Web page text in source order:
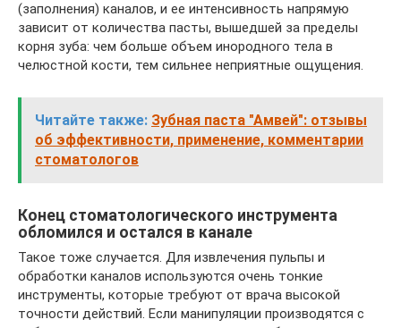
(заполнения) каналов, и ее интенсивность напрямую
зависит от количества пасты, вышедшей за пределы
корня зуба: чем больше объем инородного тела в
челюстной кости, тем сильнее неприятные ощущения.
Читайте также: Зубная паста "Амвей": отзывы
об эффективности, применение, комментарии
стоматологов
Конец стоматологического инструмента
обломился и остался в канале
Такое тоже случается. Для извлечения пульпы и
обработки каналов используются очень тонкие
инструменты, которые требуют от врача высокой
точности действий. Если манипуляции производятся с